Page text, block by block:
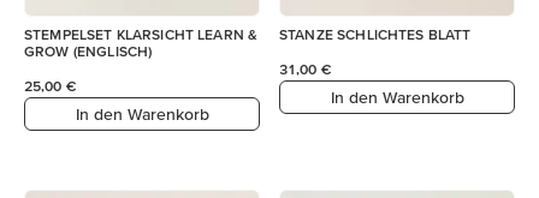
STEMPELSET KLARSICHT LEARN &
GROW (ENGLISCH)
25,00 €
In den Warenkorb
STANZE SCHLICHTES BLATT
31,00 €
In den Warenkorb